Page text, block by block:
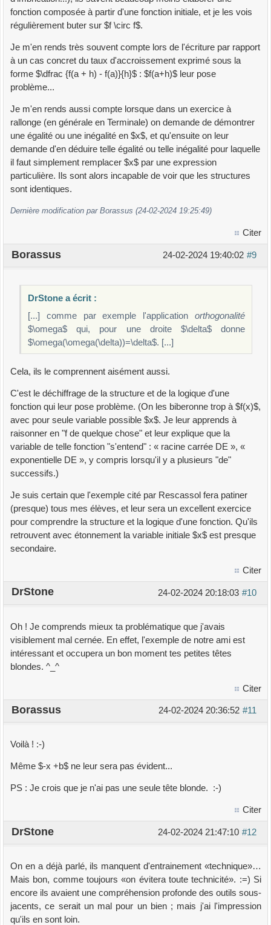
fonction composée à partir d'une fonction initiale, et je les vois
régulièrement buter sur $f \circ f$.
Je m'en rends très souvent compte lors de l'écriture par rapport
à un cas concret du taux d'accroissement exprimé sous la
forme $\dfrac {f(a + h) - f(a)}{h}$ : $f(a+h)$ leur pose
problème...
Je m'en rends aussi compte lorsque dans un exercice à
rallonge (en générale en Terminale) on demande de démontrer
une égalité ou une inégalité en $x$, et qu'ensuite on leur
demande d'en déduire telle égalité ou telle inégalité pour laquelle
il faut simplement remplacer $x$ par une expression
particulière. Ils sont alors incapable de voir que les structures
sont identiques.
Dernière modification par Borassus (24-02-2024 19:25:49)
Citer
#9
24-02-2024 19:40:02
Borassus
DrStone a écrit :
[...] comme par exemple l'applicationorthogonalité
$\omega$ qui, pour une droite $\delta$ donne
$\omega(\omega(\delta))=\delta$. [...]
Cela, ils le comprennent aisément aussi.
C'est le déchiffrage de la structure et de la logique d'une
fonction qui leur pose problème. (On les biberonne trop à $f(x)$,
avec pour seule variable possible $x$. Je leur apprends à
raisonner en "f de quelque chose" et leur explique que la
variable de telle fonction "s'entend" : « racine carrée DE », «
exponentielle DE », y compris lorsqu'il y a plusieurs "de"
successifs.)
Je suis certain que l'exemple cité par Rescassol fera patiner
(presque) tous mes élèves, et leur sera un excellent exercice
pour comprendre la structure et la logique d'une fonction. Qu'ils
retrouvent avec étonnement la variable initiale $x$ est presque
secondaire.
Citer
#10
24-02-2024 20:18:03
DrStone
Oh ! Je comprends mieux ta problématique que j'avais
visiblement mal cernée. En effet, l'exemple de notre ami est
intéressant et occupera un bon moment tes petites têtes
blondes. ^_^
Citer
#11
24-02-2024 20:36:52
Borassus
Voilà ! :-)
Même $-x +b$ ne leur sera pas évident...
PS : Je crois que je n'ai pas une seule tête blonde. :-)
Citer
#12
24-02-2024 21:47:10
DrStone
On en a déjà parlé, ils manquent d'entrainement «technique»…
Mais bon, comme toujours «on évitera toute technicité». :=) Si
encore ils avaient une compréhension profonde des outils sous-
jacents, ce serait un mal pour un bien ; mais j'ai l'impression
qu'ils en sont loin.